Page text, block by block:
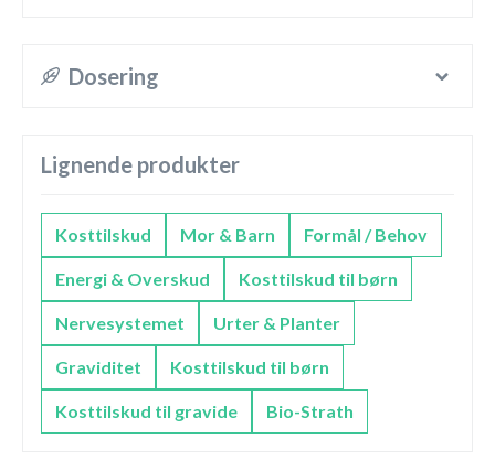
Dosering
Lignende produkter
Kosttilskud Mor & Barn Formål / Behov
Energi & Overskud Kosttilskud til børn
Nervesystemet Urter & Planter
Graviditet Kosttilskud til børn
Kosttilskud til gravide Bio-Strath